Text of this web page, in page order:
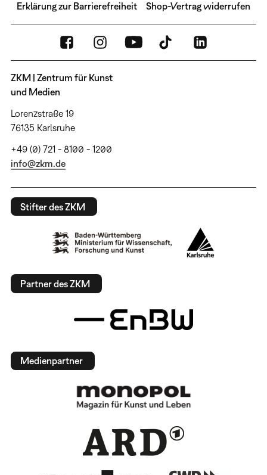
Erklärung zur Barrierefreiheit Shop-Vertrag widerrufen
ZKM | Zentrum für Kunst
und Medien
Lorenzstraße 19
76135 Karlsruhe
+49 (0) 721 - 8100 - 1200
info@zkm.de
Stifter des ZKM
Partner des ZKM
Medienpartner